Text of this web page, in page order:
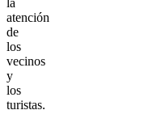
la
atención
de
los
vecinos
y
los
turistas.